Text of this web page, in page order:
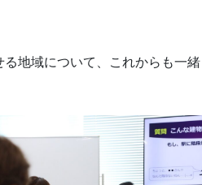
地域について、これからも一緒